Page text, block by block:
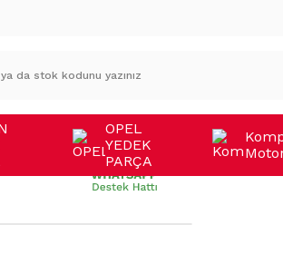
OPEL
YEDEK
PARÇA